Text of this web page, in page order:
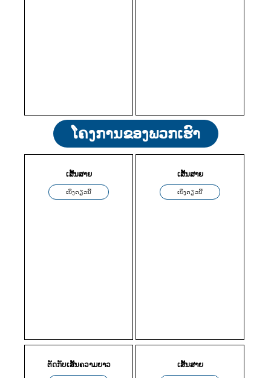
ໂຄງການຂອງພວກເຮົາ
ເສັ້ນສາຍ
ເບິ່ງດຽວນີ້
ເສັ້ນສາຍ
ເບິ່ງດຽວນີ້
ຕັດກັບເສັ້ນຄວາມຍາວ ເສັ້ນສາຍ